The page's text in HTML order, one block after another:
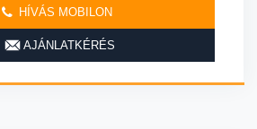
HÍVÁS MOBILON
AJÁNLATKÉRÉS